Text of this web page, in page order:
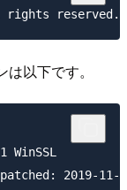
以下です。